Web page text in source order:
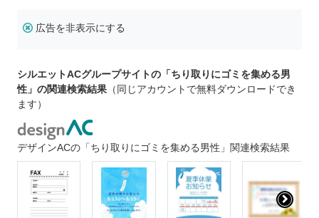
広告を非表示にする
シルエットACグループサイトの「ちり取りにゴミを集める男
性」の関連検索結果 （同じアカウントで無料ダウンロードでき
ます）
デザインACの「ちり取りにゴミを集める男性」関連検索結果